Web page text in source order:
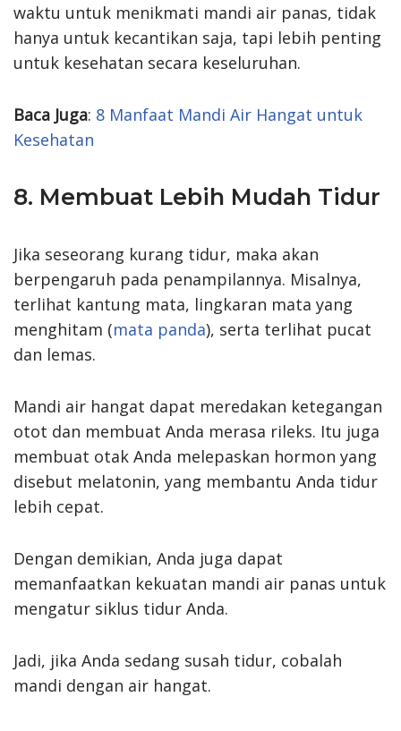
waktu untuk menikmati mandi air panas, tidak
hanya untuk kecantikan saja, tapi lebih penting
untuk kesehatan secara keseluruhan.
Baca Juga: 8 Manfaat Mandi Air Hangat untuk
Kesehatan
8. Membuat Lebih Mudah Tidur
Jika seseorang kurang tidur, maka akan
berpengaruh pada penampilannya. Misalnya,
terlihat kantung mata, lingkaran mata yang
menghitam (mata panda), serta terlihat pucat
dan lemas.
Mandi air hangat dapat meredakan ketegangan
otot dan membuat Anda merasa rileks. Itu juga
membuat otak Anda melepaskan hormon yang
disebut melatonin, yang membantu Anda tidur
lebih cepat.
Dengan demikian, Anda juga dapat
memanfaatkan kekuatan mandi air panas untuk
mengatur siklus tidur Anda.
Jadi, jika Anda sedang susah tidur, cobalah
mandi dengan air hangat.